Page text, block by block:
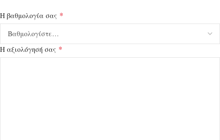
Η βαθμολογία σας *
Η αξιολόγησή σας *